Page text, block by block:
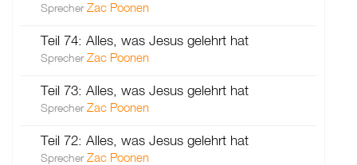
SprecherZac Poonen
Teil 74: Alles, was Jesus gelehrt hat
SprecherZac Poonen
Teil 73: Alles, was Jesus gelehrt hat
SprecherZac Poonen
Teil 72: Alles, was Jesus gelehrt hat
SprecherZac Poonen